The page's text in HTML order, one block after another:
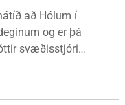
að Hólum í
og er þá
svæðisstjóri